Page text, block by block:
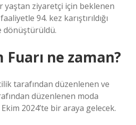
yaştan ziyaretçi için beklenen
94. kez karıştırıldığı
dönüştürüldü.
ne zaman?
tarafından düzenlenen ve
düzenlenen moda
2024’te bir araya gelecek.